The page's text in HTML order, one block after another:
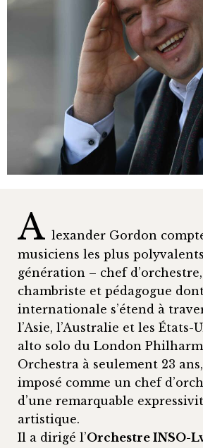
A lexander Gordon
musiciens les plus
génération – chef
chambriste et pédagogue
internationale s’étend à
l’Asie, l’Australie et les États-
alto solo du London
Orchestra à seulement 23 ans,
imposé comme un chef
d’une remarquable
artistique.
Il a dirigé l’Orchestre INSO-